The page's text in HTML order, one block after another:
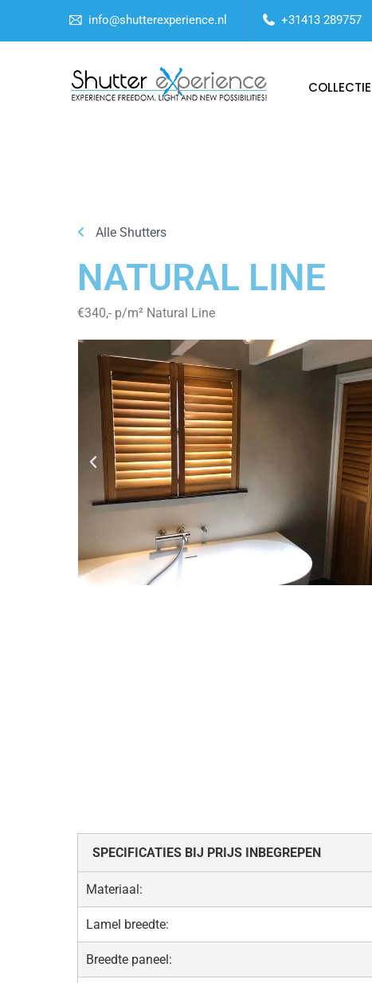
info@shutterexperience.nl +31413 289757
COLLECTIE
Alle Shutters
NATURAL LINE
€340,- p/m² Natural Line
SPECIFICATIES BIJ PRIJS INBEGREPEN
Materiaal:
Lamel breedte:
Breedte paneel: